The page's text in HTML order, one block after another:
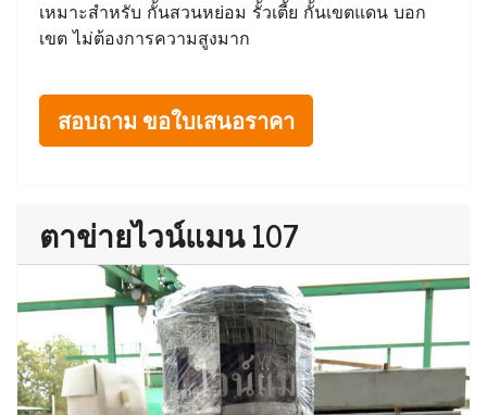
เหมาะสำหรับ กั้นสวนหย่อม รั้วเตี้ย กั้นเขตแดน บอก
เขต ไม่ต้องการความสูงมาก
สอบถาม ขอใบเสนอราคา
ตาข่ายไวน์แมน 107